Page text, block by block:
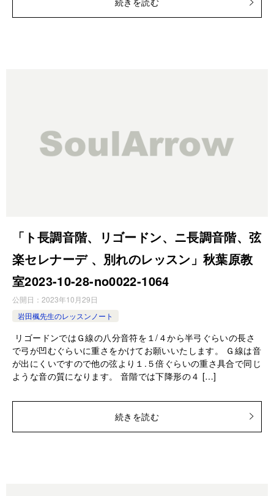
「ト長調音階、リゴードン、ニ長調音階、弦
楽セレナーデ 、別れのレッスン」秋葉原教
室2023-10-28-no0022-1064
公開日： 2023年10月29日
岩田楓先生のレッスンノート
リゴードンではＧ線の八分音符を１/４から半弓ぐらいの長さ
で弓が凹むぐらいに重さをかけてお願いいたします。 Ｇ線は音
が出にくいですので他の弦より１.５倍ぐらいの重さ具合で同じ
ような音の質になります。 音階では下降形の４ […]
続きを読む